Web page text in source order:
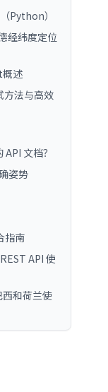
Python）
经纬度定位
述
方法与高效
文档？
姿势
指南
API 使
和荷兰使